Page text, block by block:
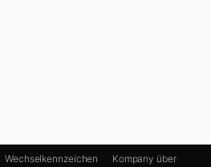
Wechselkennzeichen
Kompany über